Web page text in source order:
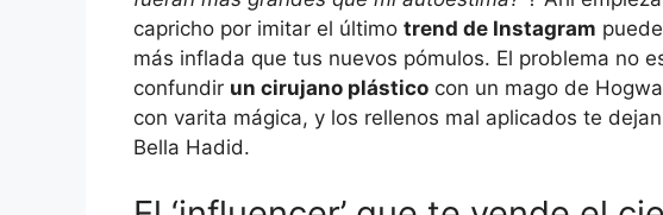
capricho por imitar el último trend de Instagram
más inflada que tus nuevos pómulos. El problema no
confundir un cirujano plástico con un mago de
con varita mágica, y los rellenos mal aplicados te
Bella Hadid.